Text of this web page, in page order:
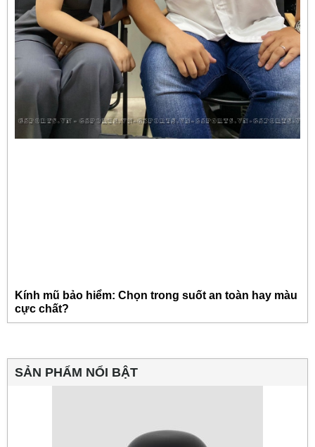
Kính mũ bảo hiểm: Chọn trong suốt an toàn hay màu
cực chất?
SẢN PHẨM NỔI BẬT